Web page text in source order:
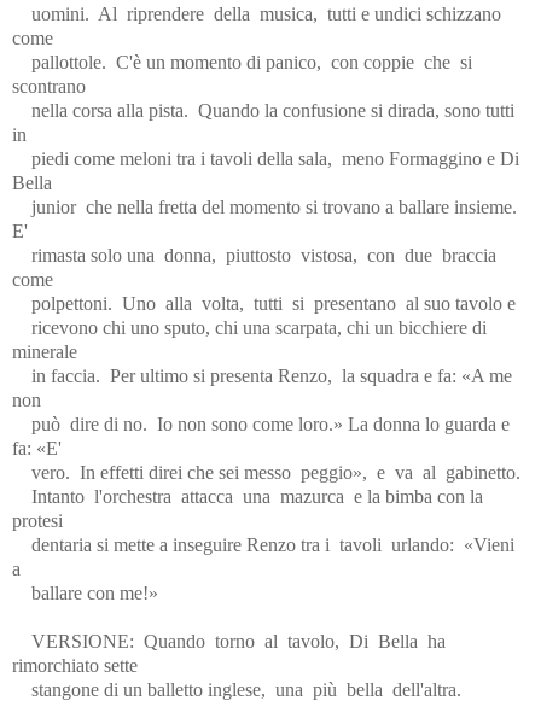
uomini. Al riprendere della musica, tutti e undici schizzano
come
pallottole. C'è un momento di panico, con coppie che si
scontrano
nella corsa alla pista. Quando la confusione si dirada, sono tutti
in
piedi come meloni tra i tavoli della sala, meno Formaggino e Di
Bella
junior che nella fretta del momento si trovano a ballare insieme.
E'
rimasta solo una donna, piuttosto vistosa, con due braccia
come
polpettoni. Uno alla volta, tutti si presentano al suo tavolo e
ricevono chi uno sputo, chi una scarpata, chi un bicchiere di
minerale
in faccia. Per ultimo si presenta Renzo, la squadra e fa: «A me
non
può dire di no. Io non sono come loro.» La donna lo guarda e
fa: «E'
vero. In effetti direi che sei messo peggio», e va al gabinetto.
Intanto l'orchestra attacca una mazurca e la bimba con la
protesi
dentaria si mette a inseguire Renzo tra i tavoli urlando: «Vieni
a
ballare con me!»
VERSIONE: Quando torno al tavolo, Di Bella ha
rimorchiato sette
stangone di un balletto inglese, una più bella dell'altra.